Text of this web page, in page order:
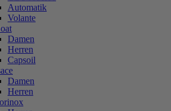
Automatik
Volante
Damen
Herren
Capsoil
Damen
Herren